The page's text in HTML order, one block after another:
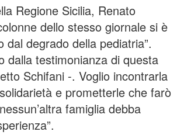
Regione Sicilia, Renato
dello stesso giornale si è
dal degrado della pediatria”.
dalla testimonianza di questa
Schifani -. Voglio incontrarla
e prometterle che farò
famiglia debba